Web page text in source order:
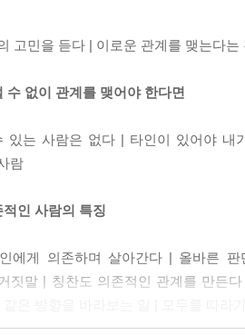
고민을 듣다 | 이로운 관계를 맺는다
수 없이 관계를 맺어야 한다면
있는 사람은 없다 | 타인이 있어야
람
인 사람의 특징
에게 의존하며 살아간다 | 올바른
짓말 | 칭찬도 의존적인 관계를 만든